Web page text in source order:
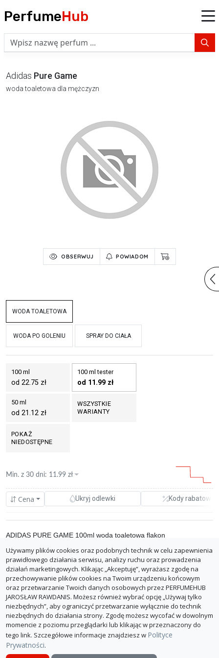
PerfumeHub
Adidas Pure Game
woda toaletowa dla mężczyzn
OBSERWUJ POWIADOM
WODA TOALETOWA
WODA PO GOLENIU SPRAY DO CIAŁA
100 ml
od 22.75 zł
100 ml tester
od 11.99 zł
50 ml
od 21.12 zł
WSZYSTKIE
WARIANTY
POKAŻ
NIEDOSTĘPNE
Cena Ukryj odlewki Kody rabatowe
Min. z 30 dni: 11.99 zł
perfumeland.pl
opinie
ADIDAS PURE GAME 100ml woda toaletowa flakon
11.99 zł
z dostawą: 22.98 zł
0.00%
ZGŁOŚ BŁĄD
O PerfumeHub Polityka Prywatności Dla sklepów
Używamy plików cookies oraz podobnych technik w celu zapewnienia
prawidłowego działania serwisu, analizy ruchu oraz prowadzenia
działań marketingowych. Klikając „Akceptuję”, wyrażasz zgodę na
przechowywanie plików cookies na Twoim urządzeniu końcowym
oraz przetwarzanie Twoich danych osobowych przez PERFUMEHUB
JAROSŁAW RAWDANIS. Możesz również wybrać opcję „Używaj tylko
niezbędnych”, aby ograniczyć przetwarzanie wyłącznie do technik
niezbędnych do działania strony. Zgodę możesz wycofać w dowolnym
momencie z poziomu przeglądarki lub klikając w przeznaczony do
tego link. Szczegółowe informacje znajdziesz w Polityce
Prywatności.